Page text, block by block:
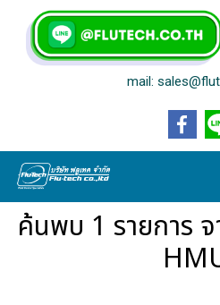
mail:
ค้นพบ 1 รายการ